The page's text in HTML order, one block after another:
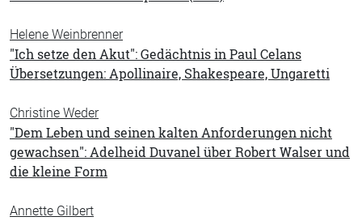
Helene Weinbrenner
"Ich setze den Akut": Gedächtnis in Paul Celans
Übersetzungen: Apollinaire, Shakespeare, Ungaretti
Christine Weder
"Dem Leben und seinen kalten Anforderungen nicht
gewachsen": Adelheid Duvanel über Robert Walser und
die kleine Form
Annette Gilbert